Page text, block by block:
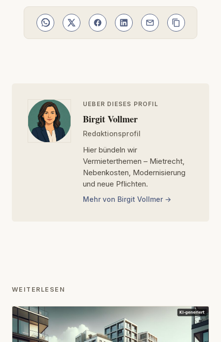
UEBER DIESES PROFIL
Birgit Vollmer
Redaktionsprofil
Hier bündeln wir
Vermieterthemen – Mietrecht,
Nebenkosten, Modernisierung
und neue Pflichten.
Mehr von Birgit Vollmer
WEITERLESEN